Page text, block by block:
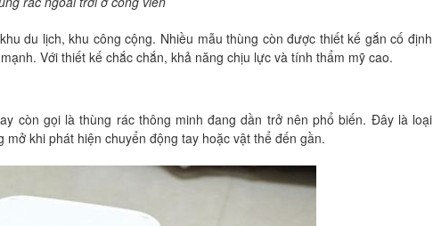
du lịch, khu công cộng. Nhiều mẫu thùng còn được thiết kế gắn cố định
Với thiết kế chắc chắn, khả năng chịu lực và tính thẩm mỹ cao.
còn gọi là thùng rác thông minh đang dần trở nên phổ biến. Đây là loại
khi phát hiện chuyển động tay hoặc vật thể đến gần.